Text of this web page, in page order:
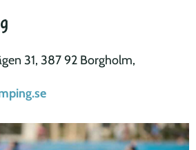
31, 387 92 Borgholm,